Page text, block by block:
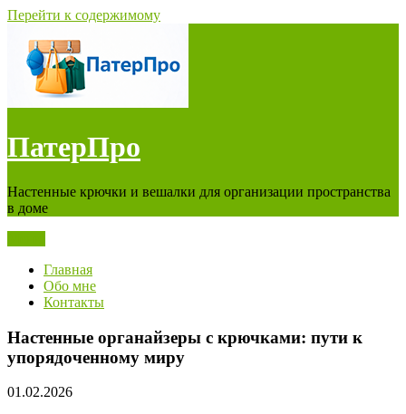
Перейти к содержимому
ПатерПро
Настенные крючки и вешалки для организации пространства
в доме
Главная
Обо мне
Контакты
Настенные органайзеры с крючками: пути к
упорядоченному миру
01.02.2026